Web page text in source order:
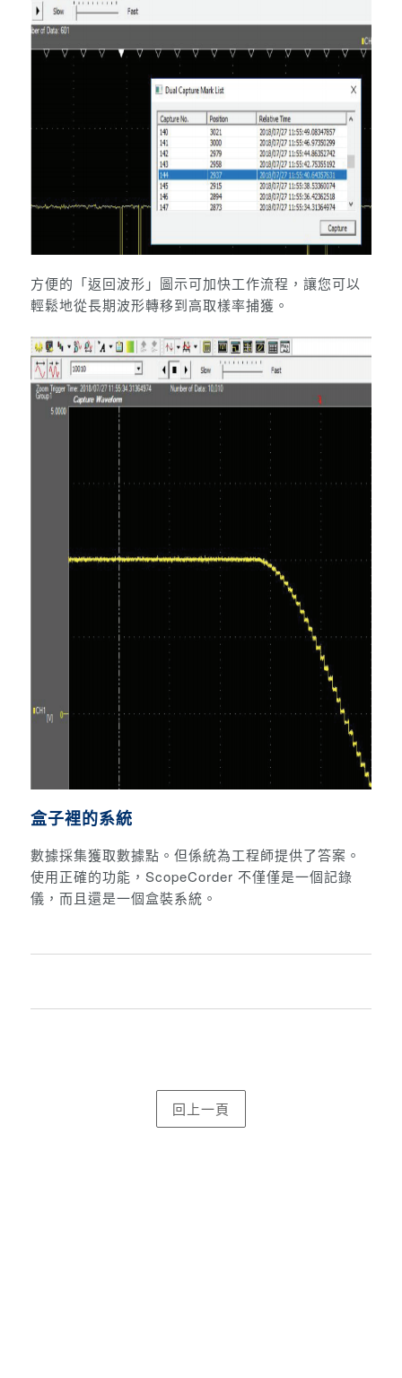
方便的「返回波形」圖示可加快工作流程，讓您可以
輕鬆地從長期波形轉移到高取樣率捕獲。
盒子裡的系統
數據採集獲取數據點。但係統為工程師提供了答案。
使用正確的功能，ScopeCorder 不僅僅是一個記錄
儀，而且還是一個盒裝系統。